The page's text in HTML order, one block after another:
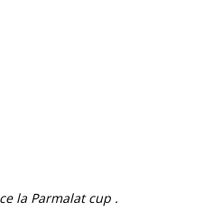
la Parmalat cup .